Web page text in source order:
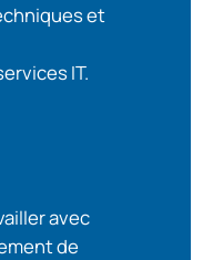
et
IT.
avec
de